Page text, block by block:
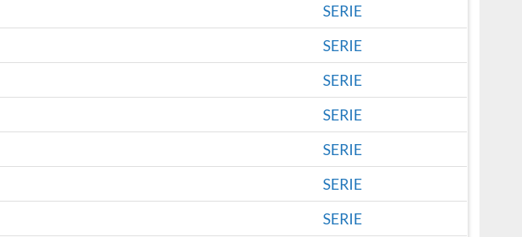
SERIE
SERIE
SERIE
SERIE
SERIE
SERIE
SERIE